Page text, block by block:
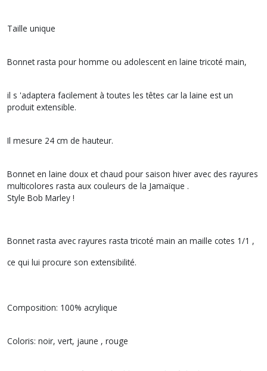
Taille unique
Bonnet rasta pour homme ou adolescent en laine tricoté main,
il s 'adaptera facilement à toutes les têtes car la laine est un
produit extensible.
Il mesure 24 cm de hauteur.
Bonnet en laine doux et chaud pour saison hiver avec des rayures
multicolores rasta aux couleurs de la Jamaïque .
Style Bob Marley !
Bonnet rasta avec rayures rasta tricoté main an maille cotes 1/1 ,
ce qui lui procure son extensibilité.
Composition: 100% acrylique
Coloris: noir, vert, jaune , rouge